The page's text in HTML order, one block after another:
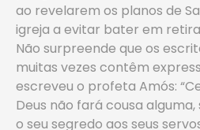
ao revelarem os planos de
igreja a evitar bater em
Não surpreende que os
muitas vezes contêm
escreveu o profeta Amós:
Deus não fará cousa
o seu segredo aos seus